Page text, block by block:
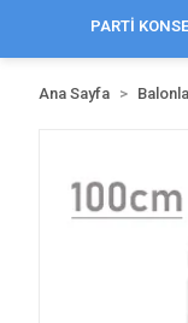
PARTİ
Ana Sayfa